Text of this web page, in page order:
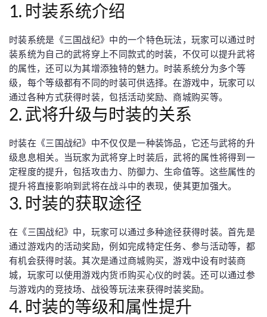
1. 时装系统介绍
时装系统是《三国战纪》中的一个特色玩法，玩家可以通过时
装系统为自己的武将穿上不同款式的时装，不仅可以提升武将
的属性，还可以为其增添独特的魅力。时装系统分为多个等
级，每个等级都有不同的时装可供选择。在游戏中，玩家可以
通过各种方式获得时装，包括活动奖励、商城购买等。
2. 武将升级与时装的关系
时装在《三国战纪》中不仅仅是一种装饰品，它还与武将的升
级息息相关。当玩家为武将穿上时装后，武将的属性将得到一
定程度的提升，包括攻击力、防御力、生命值等。这些属性的
提升将直接影响到武将在战斗中的表现，使其更加强大。
3. 时装的获取途径
在《三国战纪》中，玩家可以通过多种途径获得时装。首先是
通过游戏内的活动奖励，例如完成特定任务、参与活动等，都
有机会获得时装。其次是通过商城购买，游戏中设有时装商
城，玩家可以使用游戏内货币购买心仪的时装。还可以通过参
与游戏内的竞技场、战役等玩法来获得时装奖励。
4. 时装的等级和属性提升